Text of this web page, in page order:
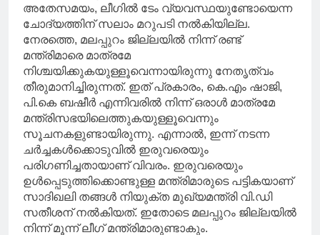
അതേസമയം, ലീഗിൽ ടേം വ്യവസ്ഥയുണ്ടോയെന്ന
ചോദ്യത്തിന് സലാം മറുപടി നൽകിയില്ല.
നേരത്തെ, മലപ്പുറം ജില്ലയിൽ നിന്ന് രണ്ട്
മന്ത്രിമാരെ മാത്രമേ
നിശ്ചയിക്കുകയുള്ളൂവെന്നായിരുന്നു നേതൃത്വം
തീരുമാനിച്ചിരുന്നത്. ഇത് പ്രകാരം, കെ.എം ഷാജി,
പി.കെ ബഷീർ എന്നിവരിൽ നിന്ന് ഒരാൾ മാത്രമേ
മന്ത്രിസഭയിലെത്തുകയുള്ളൂവെന്നും
സൂചനകളുണ്ടായിരുന്നു. എന്നാൽ, ഇന്ന് നടന്ന
ചർച്ചകൾക്കൊടുവിൽ ഇരുവരെയും
പരിഗണിച്ചതായാണ് വിവരം. ഇരുവരെയും
ഉൾപ്പെടുത്തിക്കൊണ്ടുള്ള മന്ത്രിമാരുടെ പട്ടികയാണ്
സാദിഖലി തങ്ങൾ നിയുക്ത മുഖ്യമന്ത്രി വി.ഡി
സതീശന് നൽകിയത്. ഇതോടെ മലപ്പുറം ജില്ലയിൽ
നിന്ന് മൂന്ന് ലീഗ് മന്ത്രിമാരുണ്ടാകും.